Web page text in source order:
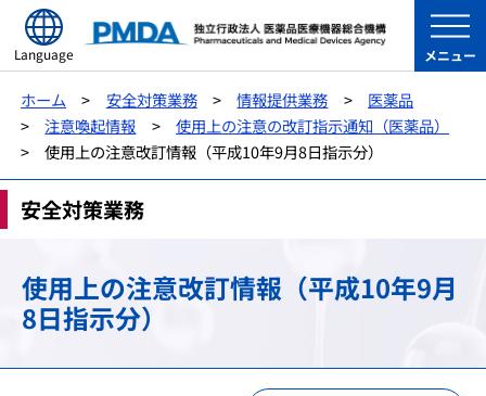
Language メニュー
ホーム 安全対策業務 情報提供業務
医薬品
注意喚起情報
使用上の注意の改訂指示通知（医薬品）
使用上の注意改訂情報（平成10年9月8日指示分）
安全対策業務
使用上の注意改訂情報（平成10年9月
8日指示分）